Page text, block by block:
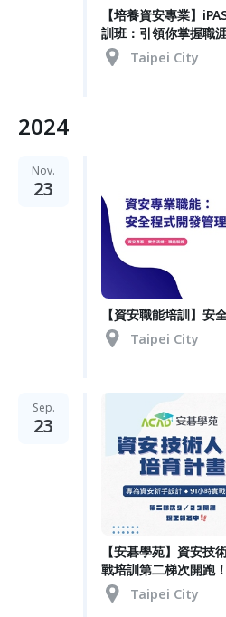
【培養資安專業】
訓班：引領你掌握職
Taipei City
2024
Nov.
23
【資安職能培訓】安
Taipei City
Sep.
23
【安碁學苑】資安技
戰培訓第二梯次開跑！
Taipei City